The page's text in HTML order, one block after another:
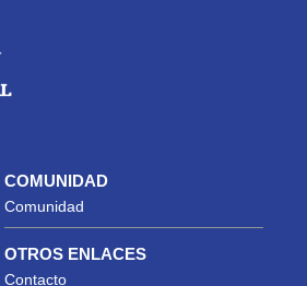
COMUNIDAD
Comunidad
OTROS ENLACES
Contacto